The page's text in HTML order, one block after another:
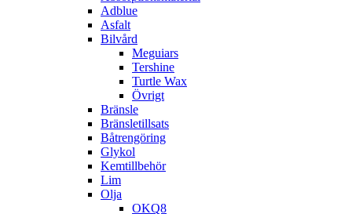
Adblue
Asfalt
Bilvård
Meguiars
Tershine
Turtle Wax
Övrigt
Bränsle
Bränsletillsats
Båtrengöring
Glykol
Kemtillbehör
Lim
Olja
OKQ8